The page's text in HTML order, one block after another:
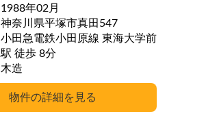
1988年02月
神奈川県平塚市真田547
小田急電鉄小田原線 東海大学前
駅 徒歩 8分
木造